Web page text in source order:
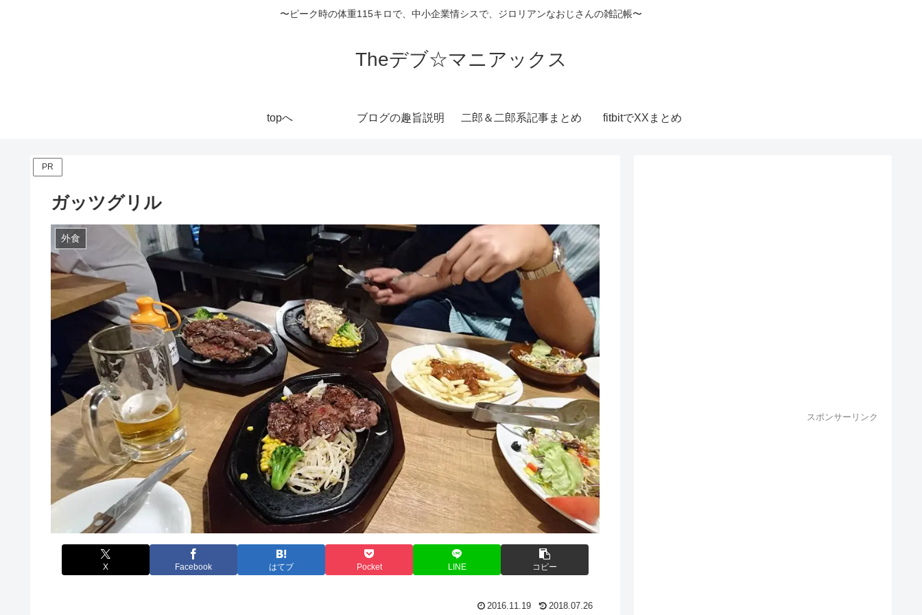
〜ピーク時の体重115キロで、中小企業情シスで、ジロリアンなおじさんの雑記帳〜
Theデブ☆マニアックス
topへ ブログの趣旨説明 二郎＆二郎系記事まとめ fitbitでXXまとめ
PR
ガッツグリル
外食
X Facebook はてブ Pocket LINE コピー
2016.11.19 2018.07.26
スポンサーリンク